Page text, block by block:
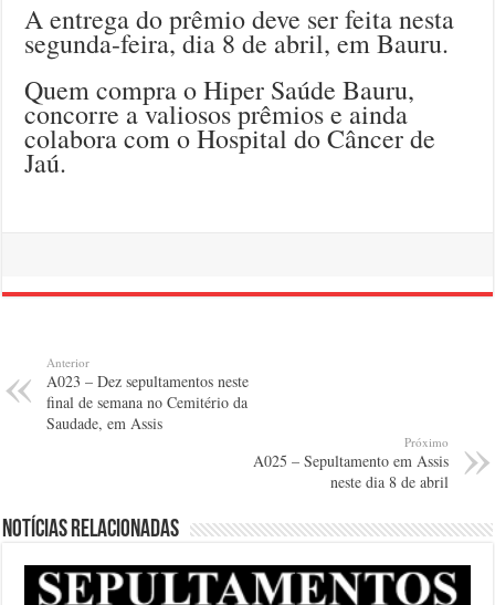
A entrega do prêmio deve ser feita nesta
segunda-feira, dia 8 de abril, em Bauru.
Quem compra o Hiper Saúde Bauru,
concorre a valiosos prêmios e ainda
colabora com o Hospital do Câncer de
Jaú.
Anterior
A023 – Dez sepultamentos neste
final de semana no Cemitério da
Saudade, em Assis
Próximo
A025 – Sepultamento em Assis
neste dia 8 de abril
Notícias relacionadas